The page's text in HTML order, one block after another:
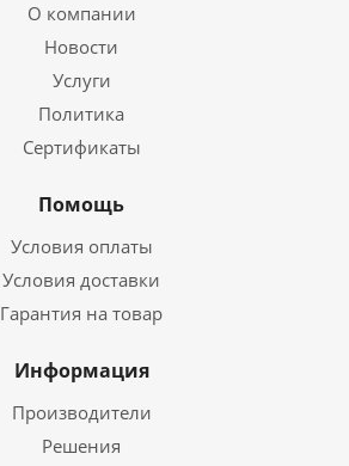
О компании
Новости
Услуги
Политика
Сертификаты
Помощь
Условия оплаты
Условия доставки
Гарантия на товар
Информация
Производители
Решения